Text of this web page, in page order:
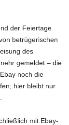
der Feiertage
betrügerischen
des
gemeldet – die
noch die
hier bleibt nur
mit Ebay-